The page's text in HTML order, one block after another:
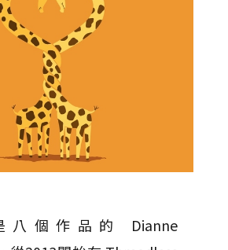
八個作品的 Dianne